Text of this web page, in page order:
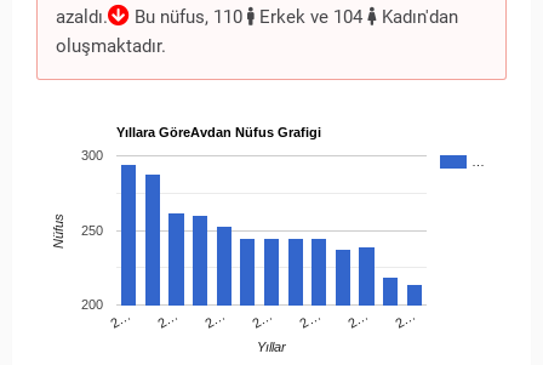
azaldı.
Bu nüfus, 110 Erkek ve 104
Kadın'dan
oluşmaktadır.
Yıllara GöreAvdan Nüfus Grafigi
2… 2… 2… 2… 2… 2… 2…
200
250
300
Yıllar
Nüfus